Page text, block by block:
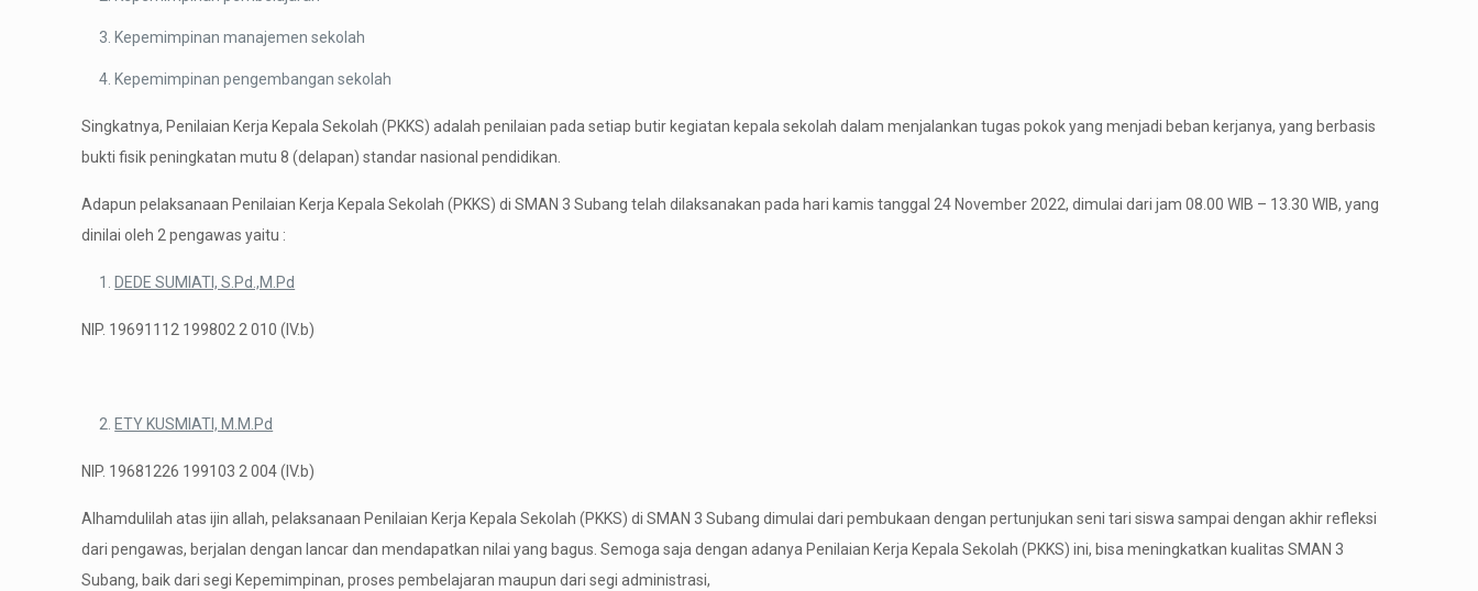
Kepemimpinan manajemen sekolah
Kepemimpinan pengembangan sekolah
Singkatnya, Penilaian Kerja Kepala Sekolah (PKKS) adalah penilaian pada setiap butir kegiatan kepala sekolah dalam menjalankan tugas pokok yang menjadi beban kerjanya, yang berbasis
bukti fisik peningkatan mutu 8 (delapan) standar nasional pendidikan.
Adapun pelaksanaan Penilaian Kerja Kepala Sekolah (PKKS) di SMAN 3 Subang telah dilaksanakan pada hari kamis tanggal 24 November 2022, dimulai dari jam 08.00 WIB – 13.30 WIB, yang
dinilai oleh 2 pengawas yaitu :
DEDE SUMIATI, S.Pd.,M.Pd
NIP. 19691112 199802 2 010 (IV.b)
ETY KUSMIATI, M.M.Pd
NIP. 19681226 199103 2 004 (IV.b)
Alhamdulilah atas ijin allah, pelaksanaan Penilaian Kerja Kepala Sekolah (PKKS) di SMAN 3 Subang dimulai dari pembukaan dengan pertunjukan seni tari siswa sampai dengan akhir refleksi
dari pengawas, berjalan dengan lancar dan mendapatkan nilai yang bagus. Semoga saja dengan adanya Penilaian Kerja Kepala Sekolah (PKKS) ini, bisa meningkatkan kualitas SMAN 3
Subang, baik dari segi Kepemimpinan, proses pembelajaran maupun dari segi administrasi,